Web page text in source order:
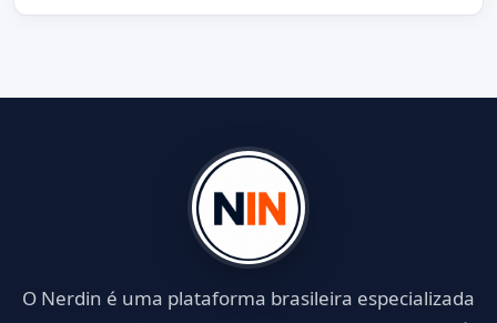
O Nerdin é uma plataforma brasileira especializada